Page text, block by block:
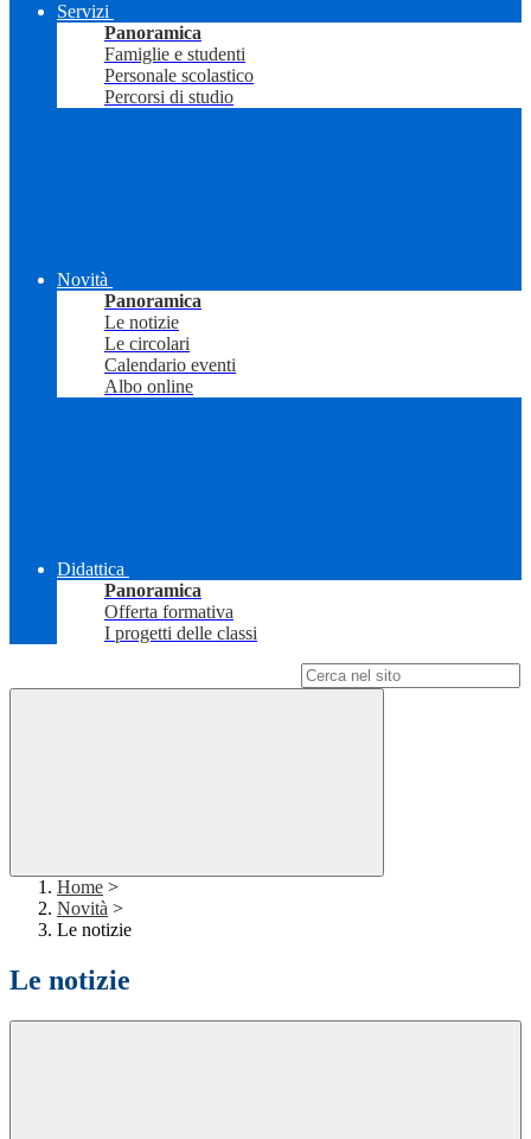
Servizi
Panoramica
Famiglie e studenti
Personale scolastico
Percorsi di studio
Novità
Panoramica
Le notizie
Le circolari
Calendario eventi
Albo online
Didattica
Panoramica
Offerta formativa
I progetti delle classi
Home >
Novità >
Le notizie
Le notizie